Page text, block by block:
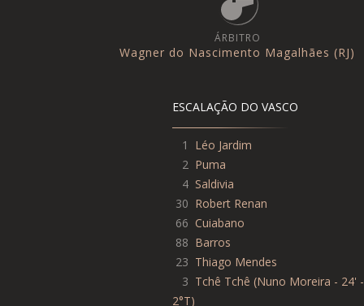
ÁRBITRO
Wagner do Nascimento Magalhães (RJ)
ESCALAÇÃO DO VASCO
1
Léo Jardim
2 Puma
4 Saldivia
30 Robert Renan
66 Cuiabano
88 Barros
23 Thiago Mendes
3 Tchê Tchê (Nuno Moreira - 24' -
2°T)